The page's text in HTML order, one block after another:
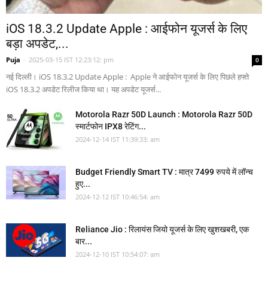
iOS 18.3.2 Update Apple : आईफोन यूजर्स के लिए
बड़ा अपडेट,...
Puja - 2025-03-15 IST 12:23:12: pm 0
नई दिल्ली। iOS 18.3.2 Update Apple : Apple ने आईफोन यूजर्स के लिए पिछले हफ्ते
iOS 18.3.2 अपडेट रिलीज किया था। यह अपडेट यूजर्स...
Motorola Razr 50D Launch : Motorola Razr 50D
स्मार्टफोन IPX8 रेटिंग...
2024-12-14 IST 11:39:33: am
Budget Friendly Smart TV : मात्र 7499 रुपये में लॉन्च
हुए...
2024-12-12 IST 10:46:54: am
Reliance Jio : रिलायंस जियो यूजर्स के लिए खुशखबरी, एक
बार...
2024-12-10 IST 10:54:07: am